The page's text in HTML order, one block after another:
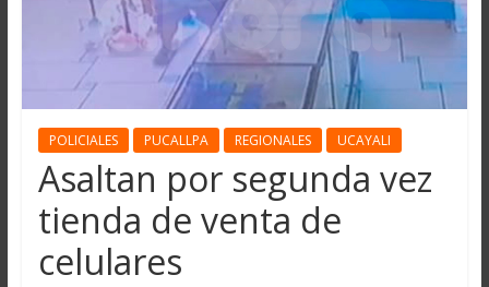
POLICIALES PUCALLPA REGIONALES UCAYALI
Asaltan por segunda vez
tienda de venta de
celulares